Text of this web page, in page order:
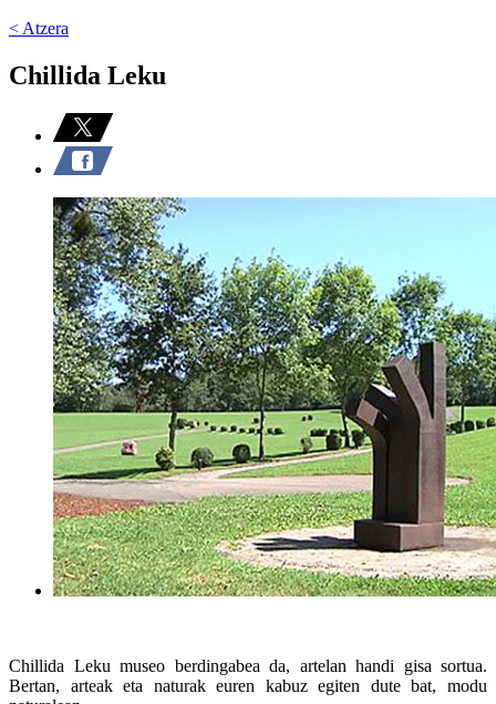
< Atzera
Chillida Leku
Chillida Leku museo berdingabea da, artelan handi gisa sortua.
Bertan, arteak eta naturak euren kabuz egiten dute bat, modu